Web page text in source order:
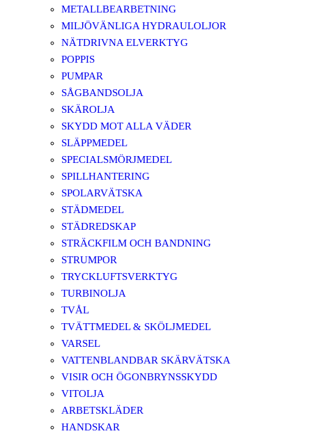
METALLBEARBETNING
MILJÖVÄNLIGA HYDRAULOLJOR
NÄTDRIVNA ELVERKTYG
POPPIS
PUMPAR
SÅGBANDSOLJA
SKÄROLJA
SKYDD MOT ALLA VÄDER
SLÄPPMEDEL
SPECIALSMÖRJMEDEL
SPILLHANTERING
SPOLARVÄTSKA
STÄDMEDEL
STÄDREDSKAP
STRÄCKFILM OCH BANDNING
STRUMPOR
TRYCKLUFTSVERKTYG
TURBINOLJA
TVÅL
TVÄTTMEDEL & SKÖLJMEDEL
VARSEL
VATTENBLANDBAR SKÄRVÄTSKA
VISIR OCH ÖGONBRYNSSKYDD
VITOLJA
ARBETSKLÄDER
HANDSKAR